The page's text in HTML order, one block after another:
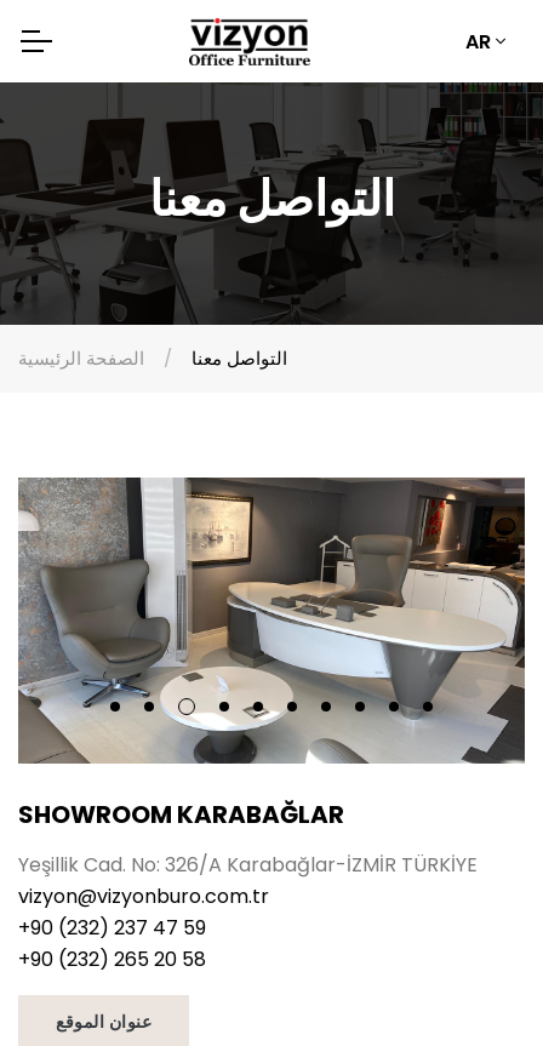
AR
التواصل معنا
الصفحة الرئيسية التواصل معنا
SHOWROOM KARABAĞLAR
Yeşillik Cad. No: 326/A Karabağlar-İZMİR TÜRKİYE
vizyon@vizyonburo.com.tr
+90 (232) 237 47 59
+90 (232) 265 20 58
عنوان الموقع